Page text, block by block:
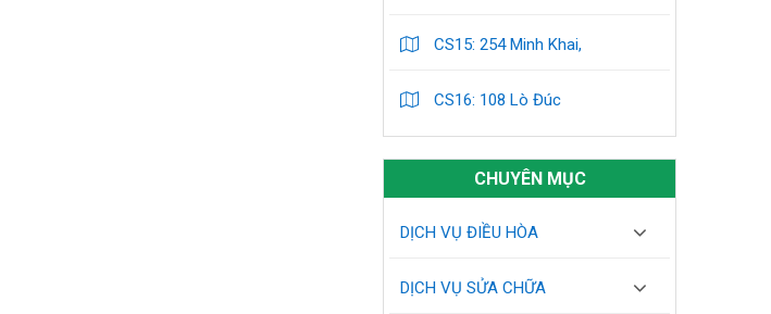
CS15: 254 Minh Khai,
CS16: 108 Lò Đúc
CHUYÊN MỤC
DỊCH VỤ ĐIỀU HÒA
DỊCH VỤ SỬA CHỮA